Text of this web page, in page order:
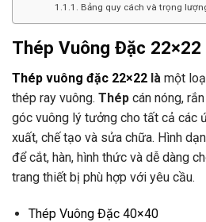
Bảng quy cách và trọng
Thép Vuông Đặc 22×22
Thép vuông đặc 22×22 là một
thép ray vuông. Thép cán nóng,
góc vuông lý tưởng cho tất cả các
xuất, chế tạo và sửa chữa. Hình
để cắt, hàn, hình thức và dễ dàng
trang thiết bị phù hợp với yêu cầu.
Thép Vuông Đặc 40×40